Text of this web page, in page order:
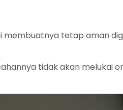
tetap aman
tidak akan melukai